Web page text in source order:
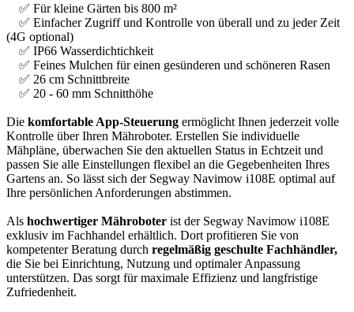
✅ Für kleine Gärten bis 800 m²
✅ Einfacher Zugriff und Kontrolle von überall und zu jeder Zeit
(4G optional)
✅ IP66 Wasserdichtichkeit
✅ Feines Mulchen für einen gesünderen und schöneren Rasen
✅ 26 cm Schnittbreite
✅ 20 - 60 mm Schnitthöhe
Die komfortable App-Steuerung ermöglicht Ihnen jederzeit volle
Kontrolle über Ihren Mähroboter. Erstellen Sie individuelle
Mähpläne, überwachen Sie den aktuellen Status in Echtzeit und
passen Sie alle Einstellungen flexibel an die Gegebenheiten Ihres
Gartens an. So lässt sich der Segway Navimow i108E optimal auf
Ihre persönlichen Anforderungen abstimmen.
Als hochwertiger Mähroboter ist der Segway Navimow i108E
exklusiv im Fachhandel erhältlich. Dort profitieren Sie von
kompetenter Beratung durch regelmäßig geschulte Fachhändler,
die Sie bei Einrichtung, Nutzung und optimaler Anpassung
unterstützen. Das sorgt für maximale Effizienz und langfristige
Zufriedenheit.